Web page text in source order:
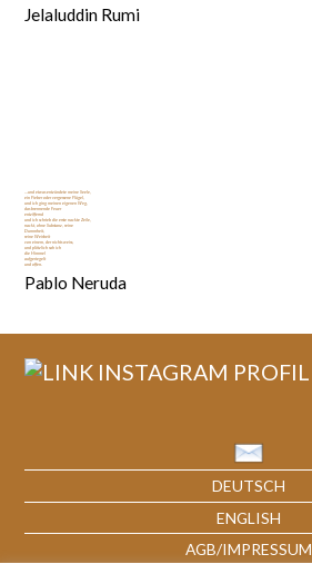
Jelaluddin Rumi
…und etwas entzündete meine Seele,
ein Fieber oder vergessene Flügel,
und ich ging meinen eigenen Weg,
das brennende Feuer
entziffernd
und ich schrieb die erste nackte Zeile,
nackt, ohne Substanz, reine
Dummheit,
reine Weisheit
von einem, der nichts weiss,
und plötzlich sah ich
die Himmel
aufgeriegelt
und offen.
Pablo Neruda
DEUTSCH
ENGLISH
AGB/IMPRESSUM